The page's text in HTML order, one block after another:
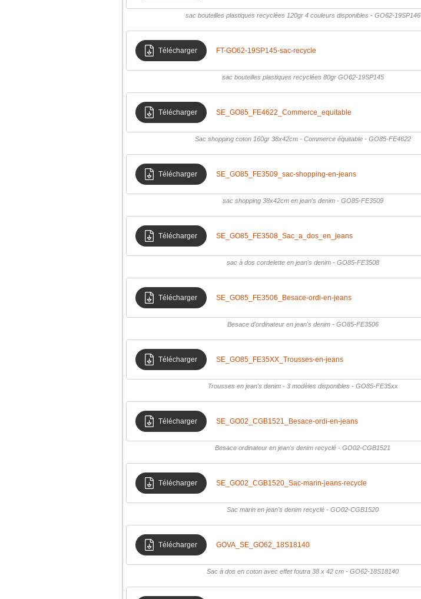
sac bouteilles plastiques recyclées 120gr 4 couleurs disponibles - GO62-19SP146
Télécharger FT-GO62-19SP145-sac-recycle
sac bouteilles plastiques recyclées 80gr GO62-19SP145
Télécharger SE_GO85_FE4622_Commerce_equitable
Sac shopping coton 160gr 38x42cm - Commerce équitable - GO85-FE4622
Télécharger SE_GO85_FE3509_sac-shopping-en-jeans
sac shopping 38x42cm en jean's denim - GO85-FE3509
Télécharger SE_GO85_FE3508_Sac_a_dos_en_jeans
sac à dos cordelette en jean's denim - GO85-FE3508
Télécharger SE_GO85_FE3506_Besace-ordi-en-jeans
Besace d'ordinateur en jean's denim - GO85-FE3506
Télécharger SE_GO85_FE35XX_Trousses-en-jeans
Trousses en jean's denim - 3 modèles disponibles - GO85-FE35xx
Télécharger SE_GO02_CGB1521_Besace-ordi-en-jeans
Besace ordinateur en jean's denim recyclé - GO02-CGB1521
Télécharger SE_GO02_CGB1520_Sac-marin-jeans-recycle
Sac marin en jean's denim recyclé - GO02-CGB1520
Télécharger GOVA_SE_GO62_18S18140
Sac à dos en coton avec effet foutra 38 x 42 cm - GO62-18S18140